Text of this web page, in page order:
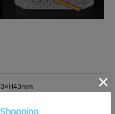
子レンジ✕ 食洗器✕